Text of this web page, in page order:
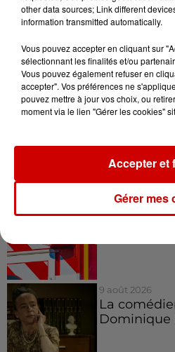
Il faut compter 25€ la
premier sauna flottant de
Crédit :Mikaël Le Gac
Infos
9 août 2026
SNCF :
amende
9 août 2026
Un
9 août 2026
La
Dominique
other data sources; Link different
information transmitted automatically.
Vous pouvez accepter en cliquant sur
sélectionnant les finalités et/ou
Vous pouvez également refuser en
accepter". Vos préférences ne
pouvez mettre à jour vos choix, ou
moment via le lien "Gérer les cookies"
Gérer mes
Accepter et